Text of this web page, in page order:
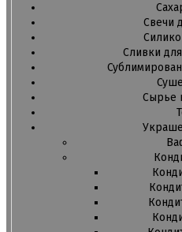
Свечи
Сливки
Сырье